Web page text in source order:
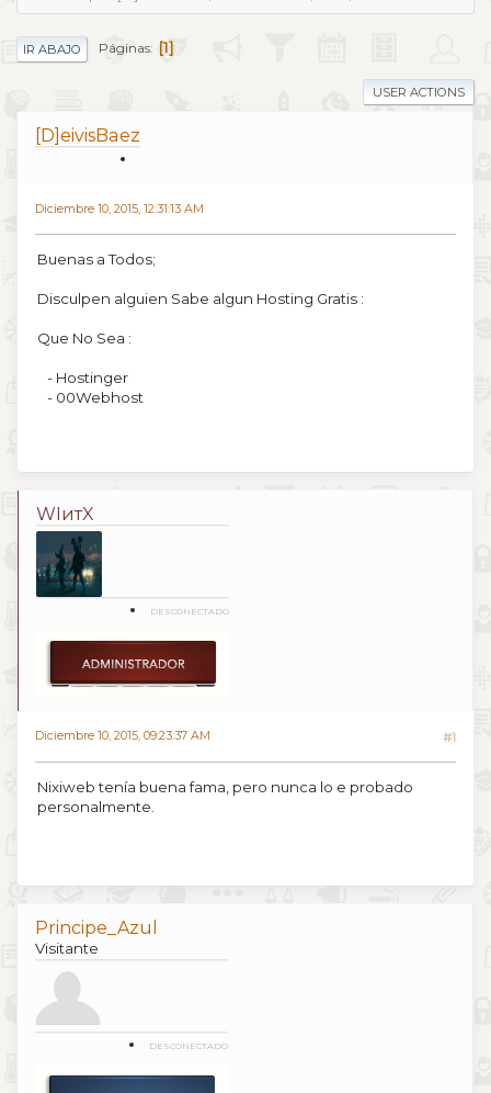
IR ABAJO Páginas 1
USER ACTIONS
[D]eivisBaez
Diciembre 10, 2015, 12:31:13 AM
Buenas a Todos;
Disculpen alguien Sabe algun Hosting Gratis :
Que No Sea :
- Hostinger
- 00Webhost
WIитX
DESCONECTADO
Diciembre 10, 2015, 09:23:37 AM #1
Nixiweb tenía buena fama, pero nunca lo e probado
personalmente.
Principe_Azul
Visitante
DESCONECTADO